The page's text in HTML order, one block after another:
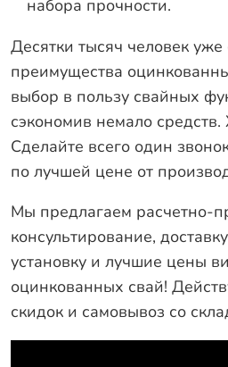
набора прочности.
Десятки тысяч человек
преимущества
выбор в пользу свайных
сэкономив немало средств.
Сделайте всего один
по лучшей цене от
Мы предлагаем расчетно-
консультирование,
установку и лучшие цены
оцинкованных свай!
скидок и самовывоз со